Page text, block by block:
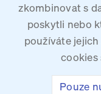
zkombinovat s
poskytli nebo
používáte
cookies
Pouze